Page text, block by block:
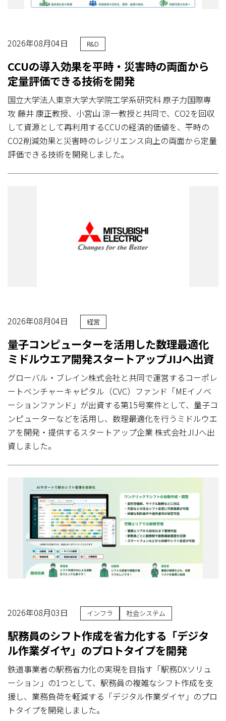
2026年08月04日 R&D
CCUの導入効果を平時・災害時の両面から
定量評価できる技術を開発
国立大学法人東京大学大学院工学系研究科 原子力国際専
攻 藤井 康正教授、小宮山 涼一教授と共同で、CO2を回収
して資源として再利用するCCUの経済的価値を、平時の
CO2削減効果と災害時のレジリエンス向上の両面から定量
評価できる技術を開発しました。
2026年08月04日 経営
量子コンピューターを活用した数理最適化
ミドルウエア開発スタートアップJIJへ出資
グローバル・ブレイン株式会社と共同で運営するコーポレ
ートベンチャーキャピタル（CVC）ファンド「MEイノベ
ーションファンド」が出資する第15号案件として、量子コ
ンピューターなどを活用し、数理最適化を行うミドルウエ
アを開発・提供するスタートアップ企業 株式会社JIJへ出
資しました。
2026年08月03日 インフラ 社会システム
駅務員のシフト作成を省力化する「デジタ
ル作業ダイヤ」のプロトタイプを開発
鉄道事業者の駅務省力化の実現を目指す「駅務DXソリュ
ーション」の1つとして、駅務員の複雑なシフト作成を支
援し、業務負荷を軽減する「デジタル作業ダイヤ」のプロ
トタイプを開発しました。